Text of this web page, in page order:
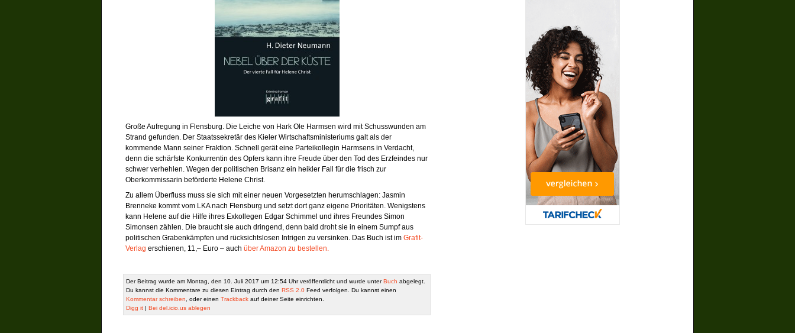
Große Aufregung in Flensburg. Die Leiche von Hark Ole Harmsen wird mit Schusswunden am
Strand gefunden. Der Staatssekretär des Kieler Wirtschaftsministeriums galt als der
kommende Mann seiner Fraktion. Schnell gerät eine Parteikollegin Harmsens in Verdacht,
denn die schärfste Konkurrentin des Opfers kann ihre Freude über den Tod des Erzfeindes nur
schwer verhehlen. Wegen der politischen Brisanz ein heikler Fall für die frisch zur
Oberkommissarin beförderte Helene Christ.
Zu allem Überfluss muss sie sich mit einer neuen Vorgesetzten herumschlagen: Jasmin
Brenneke kommt vom LKA nach Flensburg und setzt dort ganz eigene Prioritäten. Wenigstens
kann Helene auf die Hilfe ihres Exkollegen Edgar Schimmel und ihres Freundes Simon
Simonsen zählen. Die braucht sie auch dringend, denn bald droht sie in einem Sumpf aus
politischen Grabenkämpfen und rücksichtslosen Intrigen zu versinken. Das Buch ist im Grafit-
Verlag erschienen, 11,– Euro – auch über Amazon zu bestellen.
Der Beitrag wurde am Montag, den 10. Juli 2017 um 12:54 Uhr veröffentlicht und wurde unterBuch abgelegt.
Du kannst die Kommentare zu diesen Eintrag durch den RSS 2.0 Feed verfolgen. Du kannst einen
Kommentar schreiben , oder einen Trackback auf deiner Seite einrichten.
Digg it | Bei del.icio.us ablegen